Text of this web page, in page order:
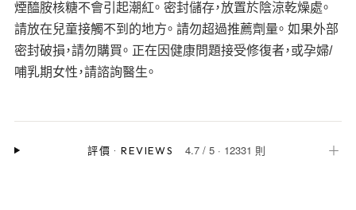
煙醯胺核糖不會引起潮紅。 密封儲存，放置於陰涼乾燥處。
請放在兒童接觸不到的地方。 請勿超過推薦劑量。 如果外部
密封破損，請勿購買。 正在因健康問題接受修復者，或孕婦/
哺乳期女性，請諮詢醫生。
評價 ·REVIEWS 4.7/ 5· 12331 則 ＋